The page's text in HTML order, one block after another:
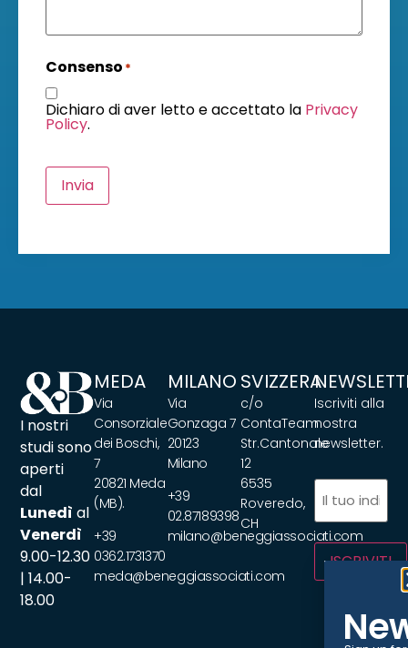
Consenso *
Dichiaro di aver letto e accettato la Privacy
Policy.
Invia
I nostri
studi sono
aperti
dal
Lunedì al
Venerdì
9.00-12.30
| 14.00-
18.00
MEDA
Via
Consorziale
dei Boschi,
7
20821 Meda
(MB).
+39
0362.1731370
meda@beneggiassociati.com
MILANO
Via
Gonzaga 7
20123
Milano
+39
02.87189398
milano@beneggiassociati.com
SVIZZERA
c/o
ContaTeam
Str.Cantonale
12
6535
Roveredo,
CH
Iscriviti alla
nostra
newsletter.
Email
ISCRIVITI